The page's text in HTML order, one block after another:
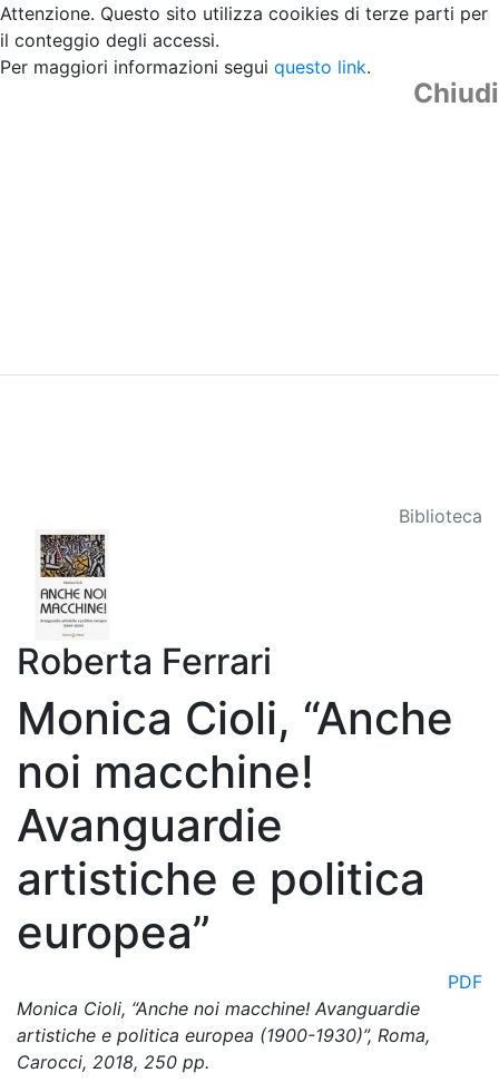
Attenzione. Questo sito utilizza cooikies di terze parti per
il conteggio degli accessi.
Per maggiori informazioni segui questo link.
Chiudi
Biblioteca
Roberta Ferrari
Monica Cioli, “Anche
noi macchine!
Avanguardie
artistiche e politica
europea”
PDF
Monica Cioli, “Anche noi macchine! Avanguardie
artistiche e politica europea (1900-1930)”, Roma,
Carocci, 2018, 250 pp.